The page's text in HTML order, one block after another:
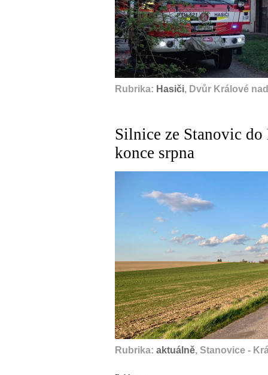
Rubrika: Hasiči, Dvůr Králové
Silnice ze Stanovic
konce srpna
Rubrika: aktuálně, Stanovice -